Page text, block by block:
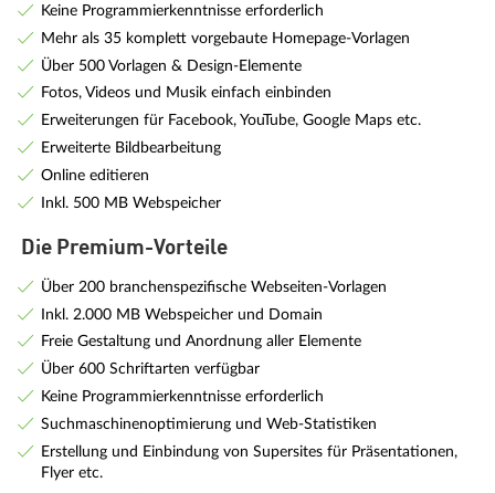
Keine Programmierkenntnisse erforderlich
Mehr als 35 komplett vorgebaute Homepage-Vorlagen
Über 500 Vorlagen & Design-Elemente
Fotos, Videos und Musik einfach einbinden
Erweiterungen für Facebook, YouTube, Google Maps etc.
Erweiterte Bildbearbeitung
Online editieren
Inkl. 500 MB Webspeicher
Die Premium-Vorteile
Über 200 branchenspezifische Webseiten-Vorlagen
Inkl. 2.000 MB Webspeicher und Domain
Freie Gestaltung und Anordnung aller Elemente
Über 600 Schriftarten verfügbar
Keine Programmierkenntnisse erforderlich
Suchmaschinenoptimierung und Web-Statistiken
Erstellung und Einbindung von Supersites für Präsentationen,
Flyer etc.